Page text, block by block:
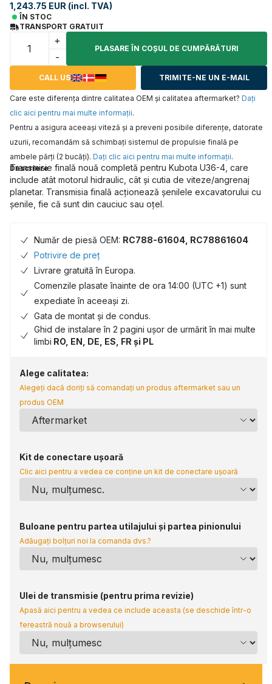
1,243.75 EUR (incl. TVA)
ÎN STOC
TRANSPORT GRATUIT
+
-
PLASARE ÎN COŞUL DE CUMPĂRĂTURI
CALL US TRIMITE-NE UN E-MAIL
Care este diferența dintre calitatea OEM și calitatea aftermarket? Daţi
clic aici pentru mai multe informaţii.
Pentru a asigura aceeaşi viteză şi a preveni posibile diferenţe, datorate
uzurii, recomandăm să schimbaţi sistemul de propulsie finală pe
ambele părţi (2 bucăţi). Daţi clic aici pentru mai multe informaţii.
Descriere
Transmisie finală nouă completă pentru Kubota U36-4, care
include atât motorul hidraulic, cât și cutia de viteze/angrenaj
planetar. Transmisia finală acționează șenilele excavatorului cu
șenile, fie că sunt din cauciuc sau oțel.
Număr de piesă OEM: RC788-61604, RC78861604
Potrivire de preț
Livrare gratuită în Europa.
Comenzile plasate înainte de ora 14:00 (UTC +1) sunt
expediate în aceeași zi.
Gata de montat și de condus.
Ghid de instalare în 2 pagini ușor de urmărit în mai multe
limbi RO, EN, DE, ES, FR și PL
Alege calitatea:
Alegeți dacă doriți să comandați un produs aftermarket sau un
produs OEM
Kit de conectare ușoară
Clic aici pentru a vedea ce conține un kit de conectare ușoară
Buloane pentru partea utilajului și partea pinionului
Adăugați bolțuri noi la comanda dvs.?
Ulei de transmisie (pentru prima revizie)
Apasă aici pentru a vedea ce include aceasta (se deschide într-o
fereastră nouă a browserului)